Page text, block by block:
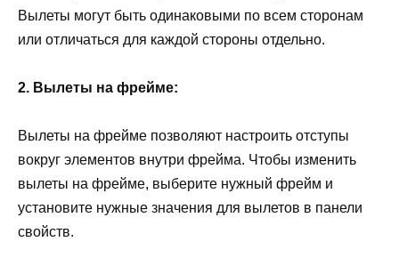
Вылеты могут быть одинаковыми по всем сторонам
или отличаться для каждой стороны отдельно.
2. Вылеты на фрейме:
Вылеты на фрейме позволяют настроить отступы
вокруг элементов внутри фрейма. Чтобы изменить
вылеты на фрейме, выберите нужный фрейм и
установите нужные значения для вылетов в панели
свойств.